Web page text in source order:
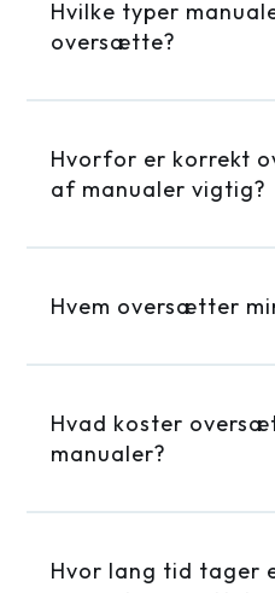
af manualer vigtig?
manualer?
manualoversættelse?